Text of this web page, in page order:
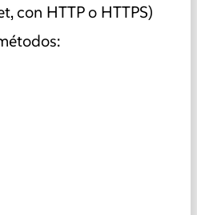
con HTTP o HTTPS)